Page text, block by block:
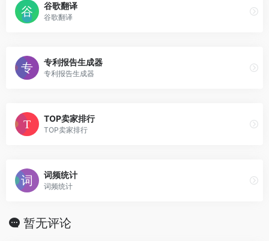
谷歌翻译
谷歌翻译
专利报告生成器
专利报告生成器
TOP卖家排行
TOP卖家排行
词频统计
词频统计
暂无评论